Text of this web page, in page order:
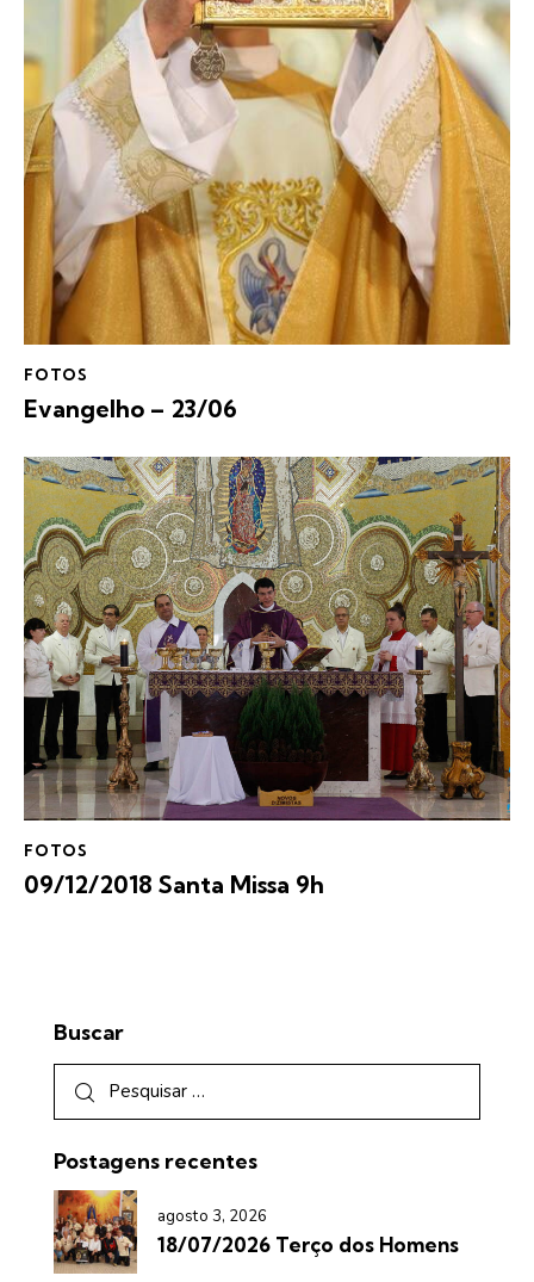
FOTOS
Evangelho – 23/06
FOTOS
09/12/2018 Santa Missa 9h
Buscar
Postagens recentes
agosto 3, 2026
18/07/2026 Terço dos Homens